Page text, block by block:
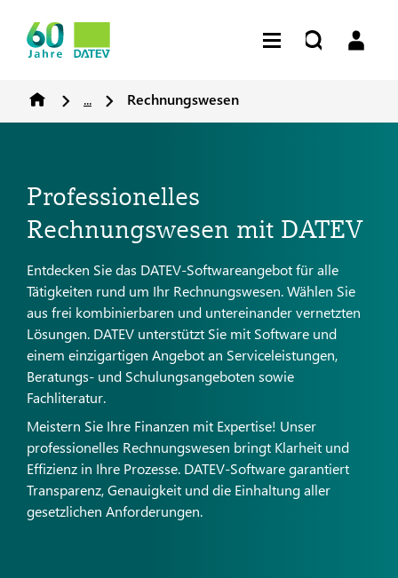
... Rechnungswesen
Professionelles
Rechnungswesen mit DATEV
Entdecken Sie das DATEV-Softwareangebot für alle
Tätigkeiten rund um Ihr Rechnungswesen. Wählen Sie
aus frei kombinierbaren und untereinander vernetzten
Lösungen. DATEV unterstützt Sie mit Software und
einem einzigartigen Angebot an Serviceleistungen,
Beratungs- und Schulungsangeboten sowie
Fachliteratur.
Meistern Sie Ihre Finanzen mit Expertise! Unser
professionelles Rechnungswesen bringt Klarheit und
Effizienz in Ihre Prozesse. DATEV-Software garantiert
Transparenz, Genauigkeit und die Einhaltung aller
gesetzlichen Anforderungen.